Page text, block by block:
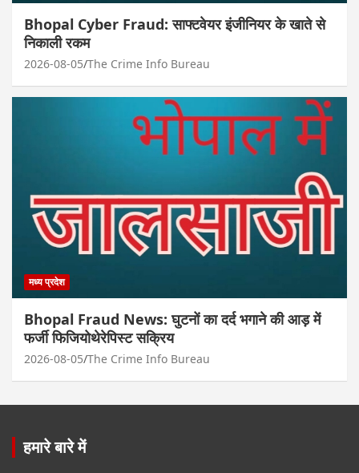
Bhopal Cyber Fraud: साफ्टवेयर इंजीनियर के खाते से
निकाली रकम
2026-08-05 The Crime Info Bureau
मध्य प्रदेश
Bhopal Fraud News: घुटनों का दर्द भगाने की आड़ में
फर्जी फिजियोथेरेपिस्ट सक्रिय
2026-08-05 The Crime Info Bureau
हमारे बारे में